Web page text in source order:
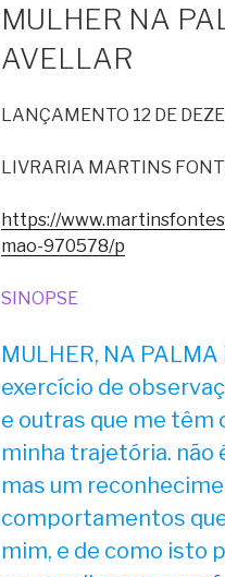
MULHER NA
AVELLAR
LANÇAMENTO 12 DE
LIVRARIA MARTINS
https://
mao-970578/p
SINOPSE
MULHER, NA
exercício de
e outras que me têm
minha trajetória. não
mas um
comportamentos
mim, e de como isto